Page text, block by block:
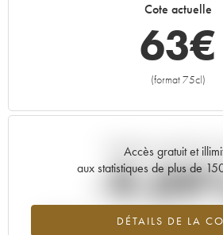
2000
1995
Cote actuelle
63€
(format 75cl)
Accès gratuit et
aux statistiques de plus de
DÉTAILS DE LA
Tendance actuelle de
-
Tendance à la baisse du millésime 2004